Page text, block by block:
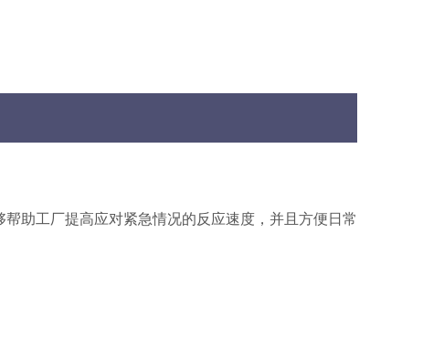
助工厂提高应对紧急情况的反应速度，并且方便日常